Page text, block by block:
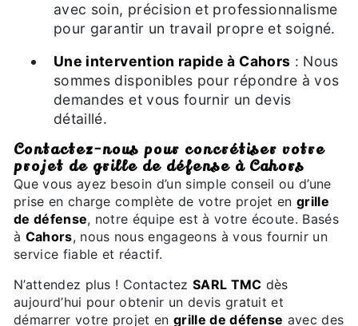
avec soin, précision et professionnalisme
pour garantir un travail propre et soigné.
Une intervention rapide à Cahors : Nous
sommes disponibles pour répondre à vos
demandes et vous fournir un devis
détaillé.
Contactez-nous pour concrétiser votre
projet de grille de défense à Cahors
Que vous ayez besoin d’un simple conseil ou d’une
prise en charge complète de votre projet engrille
de défense, notre équipe est à votre écoute. Basés
à Cahors, nous nous engageons à vous fournir un
service fiable et réactif.
N’attendez plus ! Contactez SARL TMC dès
aujourd’hui pour obtenir un devis gratuit et
démarrer votre projet engrille de défense avec des